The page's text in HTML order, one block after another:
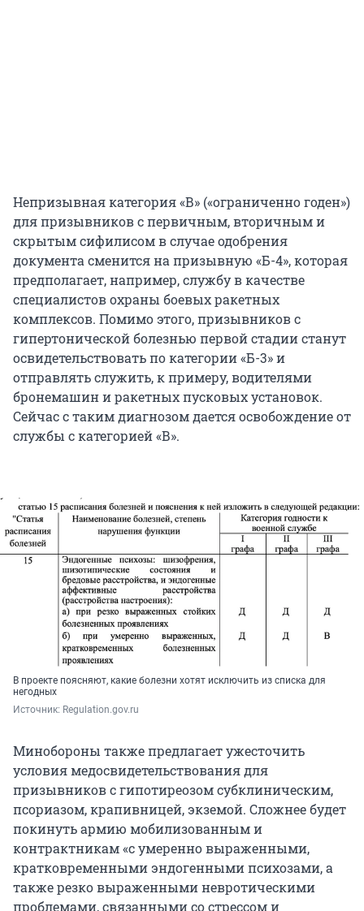
Непризывная категория «В» («ограниченно годен»)
для призывников с первичным, вторичным и
скрытым сифилисом в случае одобрения
документа сменится на призывную «Б-4», которая
предполагает, например, службу в качестве
специалистов охраны боевых ракетных
комплексов. Помимо этого, призывников с
гипертонической болезнью первой стадии станут
освидетельствовать по категории «Б-3» и
отправлять служить, к примеру, водителями
бронемашин и ракетных пусковых установок.
Сейчас с таким диагнозом дается освобождение от
службы с категорией «В».
В проекте поясняют, какие болезни хотят исключить из списка для
негодных
Источник: Regulation.gov.ru
Минобороны также предлагает ужесточить
условия медосвидетельствования для
призывников с гипотиреозом субклиническим,
псориазом, крапивницей, экземой. Сложнее будет
покинуть армию мобилизованным и
контрактникам «с умеренно выраженными,
кратковременными эндогенными психозами, а
также резко выраженными невротическими
проблемами, связанными со стрессом и